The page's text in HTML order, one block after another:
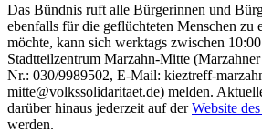
Das Bündnis ruft alle Bürgerinnen und
ebenfalls für die geflüchteten Menschen zu
möchte, kann sich werktags zwischen
Stadtteilzentrum Marzahn-Mitte
Nr.: 030/9989502, E-Mail: kieztreff-
mitte@volkssolidaritaet.de) melden.
darüber hinaus jederzeit auf derWebsite
werden.